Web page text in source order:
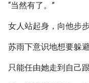
“当然有了。”
女人站起身，向他步步
苏雨下意识地想要躲
只能任由她走到自己跟